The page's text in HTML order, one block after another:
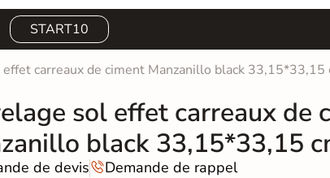
START10
carreaux de ciment Manzanillo black 33,15*33,15
sol effet carreaux de
black 33,15*33,15
de devisDemande de rappel